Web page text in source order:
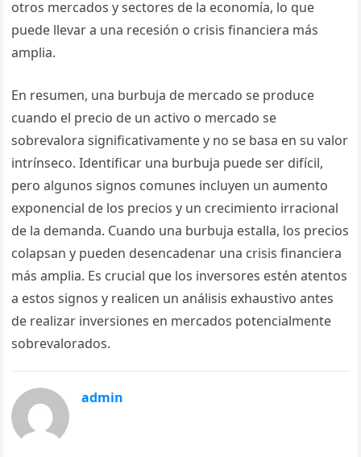
otros mercados y sectores de la economía, lo que
puede llevar a una recesión o crisis financiera más
amplia.
En resumen, una burbuja de mercado se produce
cuando el precio de un activo o mercado se
sobrevalora significativamente y no se basa en su valor
intrínseco. Identificar una burbuja puede ser difícil,
pero algunos signos comunes incluyen un aumento
exponencial de los precios y un crecimiento irracional
de la demanda. Cuando una burbuja estalla, los precios
colapsan y pueden desencadenar una crisis financiera
más amplia. Es crucial que los inversores estén atentos
a estos signos y realicen un análisis exhaustivo antes
de realizar inversiones en mercados potencialmente
sobrevalorados.
admin